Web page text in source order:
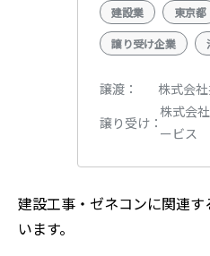
建設業 東京都
譲り受け企業
譲渡
株式会
譲り受け
株式会
ービス
建設工事・ゼネコンに関連
います。